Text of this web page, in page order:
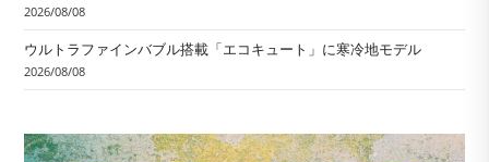
2026/08/08
ウルトラファインバブル搭載「エコキュート」に寒冷地モデル
2026/08/08